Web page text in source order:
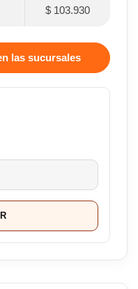
$ 103.930
las sucursales